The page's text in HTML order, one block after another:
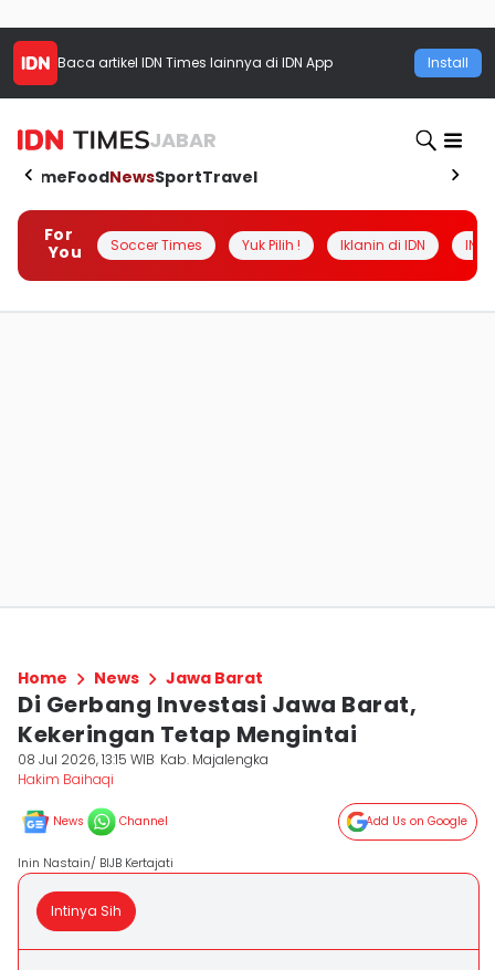
Baca artikel IDN Times lainnya di IDN App Install
JABAR
HomeFoodNewsSportTravel
For
You
Soccer Times Yuk Pilih ! Iklanin di IDN
Home News Jawa Barat
Di Gerbang Investasi Jawa Barat,
Kekeringan Tetap Mengintai
08 Jul 2026, 13:15 WIB Kab. Majalengka
Hakim Baihaqi
News Channel Add Us on Google
Inin Nastain/ BIJB Kertajati
Intinya Sih